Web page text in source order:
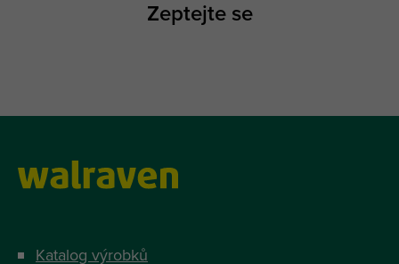
Zeptejte se
Katalog výrobků